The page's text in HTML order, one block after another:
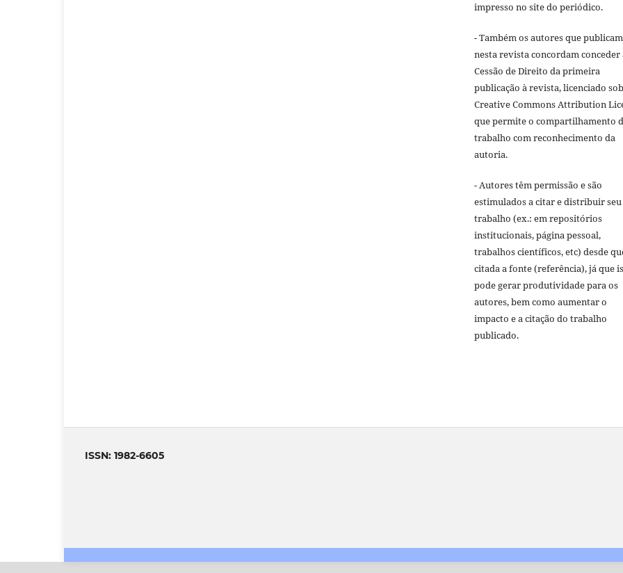
impresso no site do periódico.
- Também os autores que publicam
nesta revista concordam conceder
Cessão de Direito da primeira
publicação à revista, licenciado
Creative Commons Attribution
que permite o compartilhamento
trabalho com reconhecimento da
autoria.
- Autores têm permissão e são
estimulados a citar e distribuir seu
trabalho (ex.: em repositórios
institucionais, página pessoal,
trabalhos científicos, etc) desde
citada a fonte (referência), já que
pode gerar produtividade para os
autores, bem como aumentar o
impacto e a citação do trabalho
publicado.
ISSN: 1982-6605